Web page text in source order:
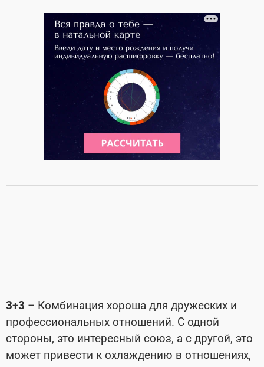
3+3 – Комбинация хороша для дружеских и
профессиональных отношений. С одной
стороны, это интересный союз, а с другой, это
может привести к охлаждению в отношениях,